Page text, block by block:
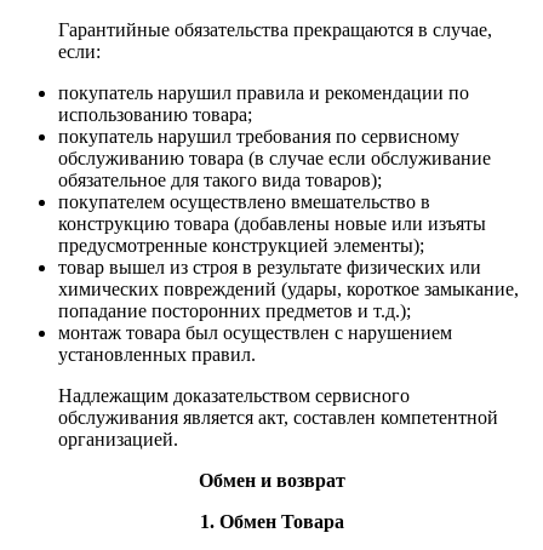
Гарантийные обязательства прекращаются в случае,
если:
покупатель нарушил правила и рекомендации по
использованию товара;
покупатель нарушил требования по сервисному
обслуживанию товара (в случае если обслуживание
обязательное для такого вида товаров);
покупателем осуществлено вмешательство в
конструкцию товара (добавлены новые или изъяты
предусмотренные конструкцией элементы);
товар вышел из строя в результате физических или
химических повреждений (удары, короткое замыкание,
попадание посторонних предметов и т.д.);
монтаж товара был осуществлен с нарушением
установленных правил.
Надлежащим доказательством сервисного
обслуживания является акт, составлен компетентной
организацией.
Обмен и возврат
1. Обмен Товара